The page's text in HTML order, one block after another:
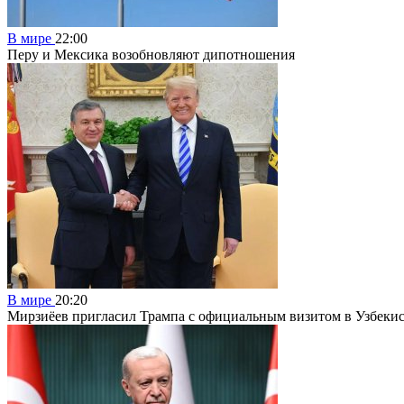
В мире 22:00
Перу и Мексика возобновляют дипотношения
В мире 20:20
Мирзиёев пригласил Трампа с официальным визитом в